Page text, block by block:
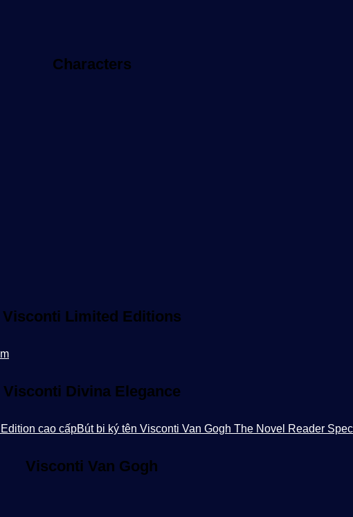
Characters
Visconti Limited Editions
Visconti Divina Elegance
Visconti Van Gogh